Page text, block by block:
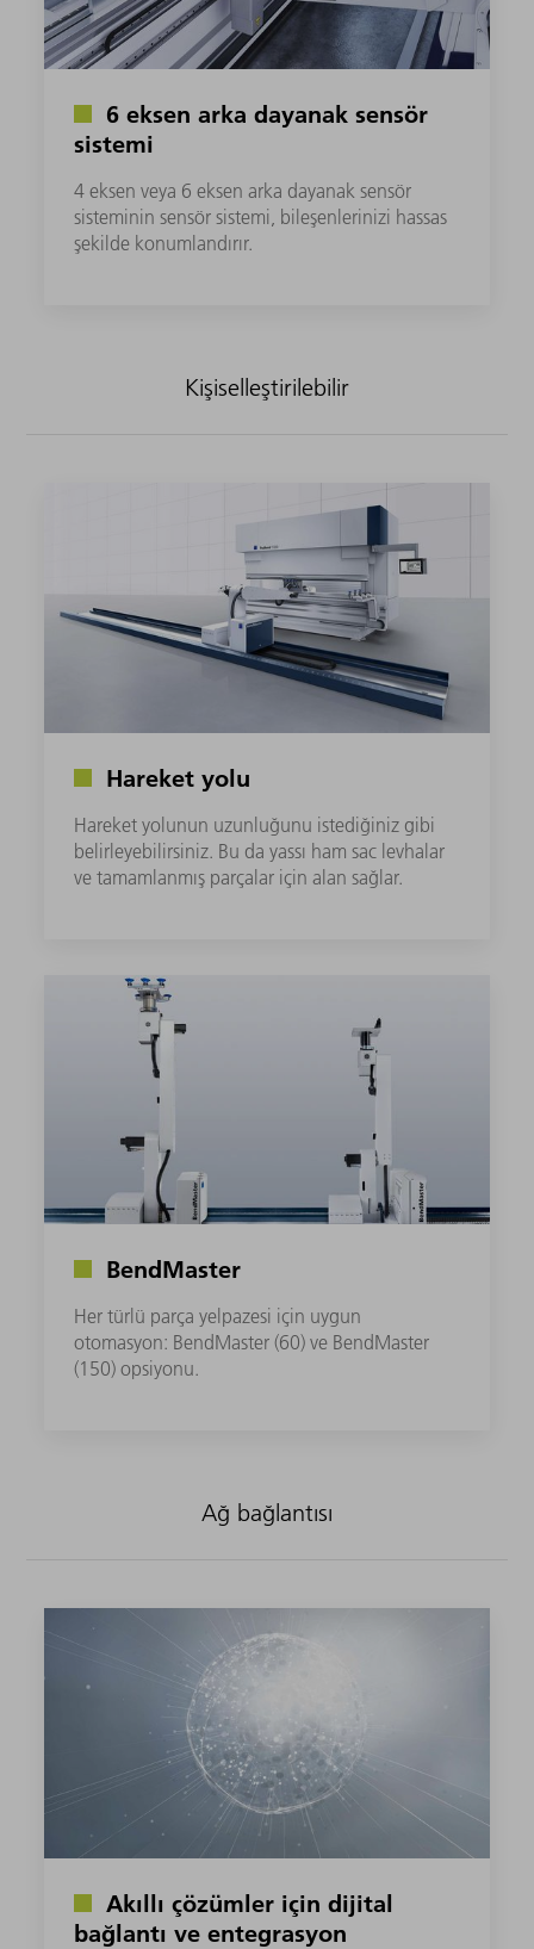
6 eksen arka dayanak sensör
sistemi
4 eksen veya 6 eksen arka dayanak sensör
sisteminin sensör sistemi, bileşenlerinizi hassas
şekilde konumlandırır.
Kişiselleştirilebilir
Hareket yolu
Hareket yolunun uzunluğunu istediğiniz gibi
belirleyebilirsiniz. Bu da yassı ham sac levhalar
ve tamamlanmış parçalar için alan sağlar.
BendMaster
Her türlü parça yelpazesi için uygun
otomasyon: BendMaster (60) ve BendMaster
(150) opsiyonu.
Ağ bağlantısı
Akıllı çözümler için dijital
bağlantı ve entegrasyon